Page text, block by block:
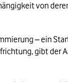
von
– ein
gibt der